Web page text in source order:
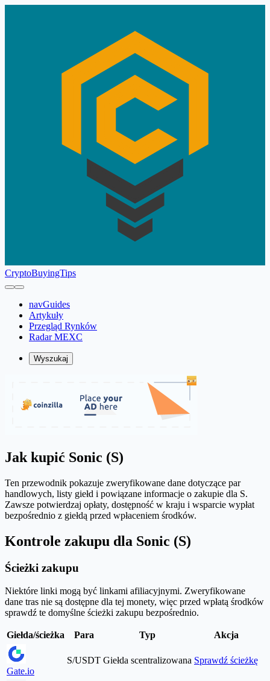
CryptoBuyingTips
navGuides
Artykuły
Przegląd Rynków
Radar MEXC
Wyszukaj
Jak kupić Sonic (S)
Ten przewodnik pokazuje zweryfikowane dane dotyczące par
handlowych, listy giełd i powiązane informacje o zakupie dla S.
Zawsze potwierdzaj opłaty, dostępność w kraju i wsparcie wypłat
bezpośrednio z giełdą przed wpłaceniem środków.
Kontrole zakupu dla Sonic (S)
Ścieżki zakupu
Niektóre linki mogą być linkami afiliacyjnymi. Zweryfikowane
dane tras nie są dostępne dla tej monety, więc przed wpłatą środków
sprawdź te domyślne ścieżki zakupu bezpośrednio.
Giełda/ścieżka Para Typ Akcja
Gate.io
S/USDT Giełda scentralizowana Sprawdź ścieżkę